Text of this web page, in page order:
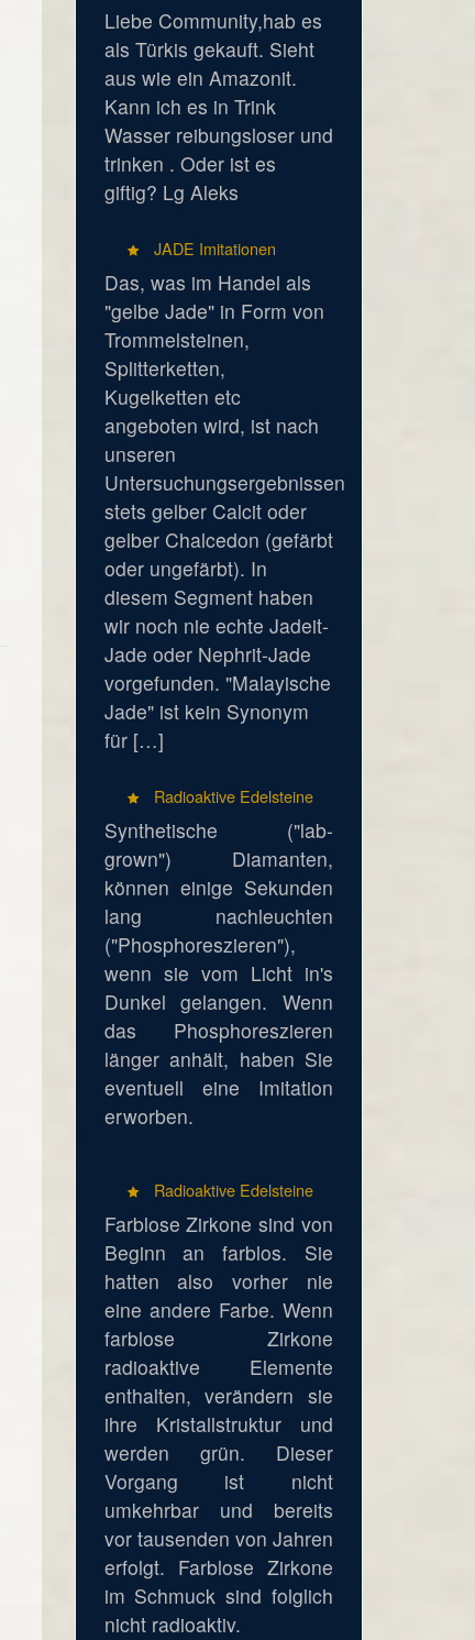
Liebe Community,hab es
als Türkis gekauft. Sieht
aus wie ein Amazonit.
Kann ich es in Trink
Wasser reibungsloser und
trinken . Oder ist es
giftig? Lg Aleks
JADE Imitationen
Das, was im Handel als
"gelbe Jade" in Form von
Trommelsteinen,
Splitterketten,
Kugelketten etc
angeboten wird, ist nach
unseren
Untersuchungsergebnissen
stets gelber Calcit oder
gelber Chalcedon (gefärbt
oder ungefärbt). In
diesem Segment haben
wir noch nie echte Jadeit-
Jade oder Nephrit-Jade
vorgefunden. "Malayische
Jade" ist kein Synonym
für […]
Radioaktive Edelsteine
Synthetische ("lab-
grown") Diamanten,
können einige Sekunden
lang nachleuchten
("Phosphoreszieren"),
wenn sie vom Licht in's
Dunkel gelangen. Wenn
das Phosphoreszieren
länger anhält, haben Sie
eventuell eine Imitation
erworben.
Radioaktive Edelsteine
Farblose Zirkone sind von
Beginn an farblos. Sie
hatten also vorher nie
eine andere Farbe. Wenn
farblose Zirkone
radioaktive Elemente
enthalten, verändern sie
ihre Kristallstruktur und
werden grün. Dieser
Vorgang ist nicht
umkehrbar und bereits
vor tausenden von Jahren
erfolgt. Farblose Zirkone
im Schmuck sind folglich
nicht radioaktiv.